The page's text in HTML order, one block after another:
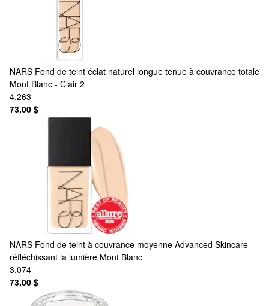
NARS Fond de teint éclat naturel longue tenue à couvrance totale
Mont Blanc - Clair 2
4,263
73,00 $
NARS Fond de teint à couvrance moyenne Advanced Skincare
réfléchissant la lumière Mont Blanc
3,074
73,00 $